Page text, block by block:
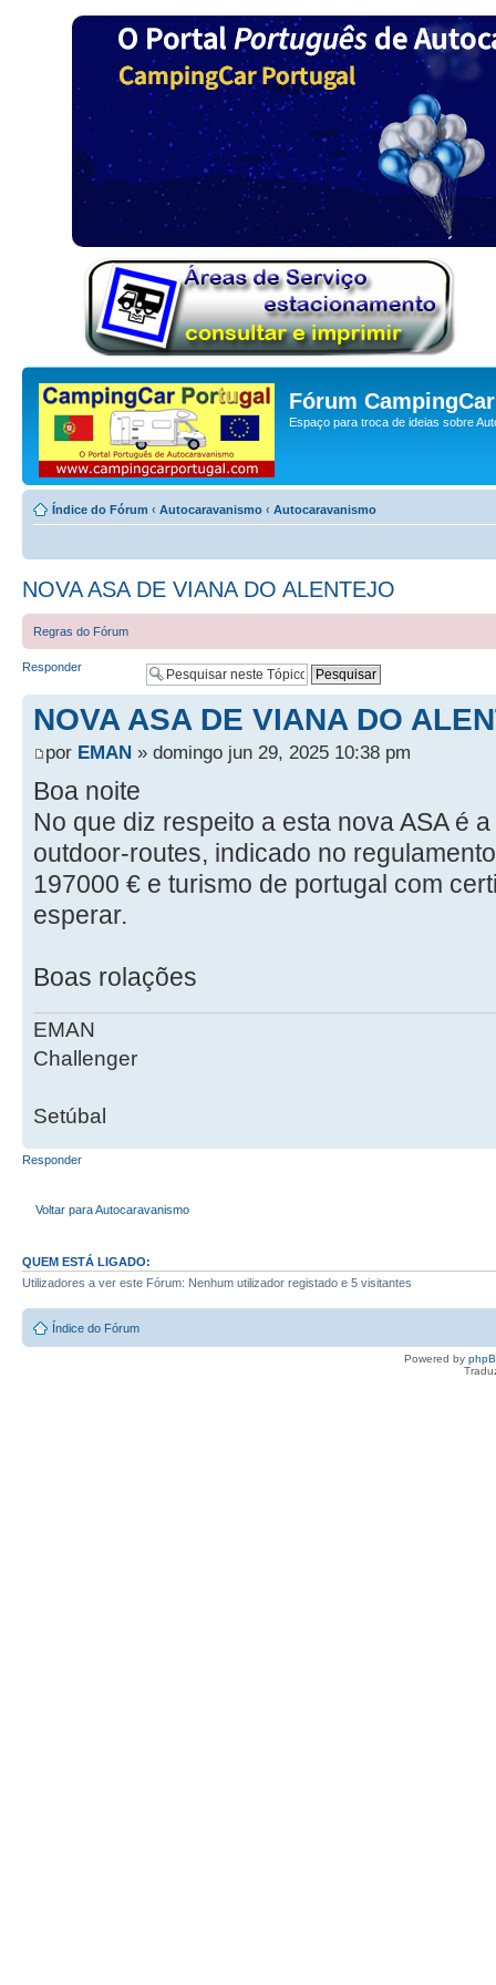
Fórum
Espaço para troca de ideias sobre
Índice do Fórum ‹ Autocaravanismo ‹ Autocaravanismo
NOVA ASA DE VIANA DO ALENTEJO
Regras do Fórum
Responder
NOVA ASA DE VIANA DO
por EMAN » domingo jun 29, 2025 10:38 pm
Boa noite
No que diz respeito a esta nova ASA é
outdoor-routes, indicado no
197000 € e turismo de portugal com
esperar.
Boas rolações
EMAN
Challenger
Setúbal
Responder
Voltar para Autocaravanismo
QUEM ESTÁ LIGADO:
Utilizadores a ver este Fórum: Nenhum utilizador registado e 5 visitantes
Índice do Fórum
Powered by